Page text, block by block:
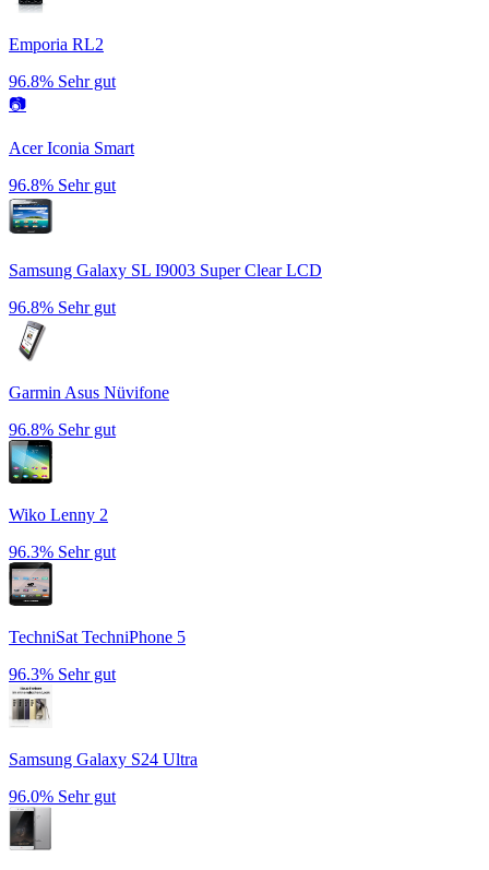
Emporia RL2
96.8% Sehr gut
📷
Acer Iconia Smart
96.8% Sehr gut
Samsung Galaxy SL I9003 Super Clear LCD
96.8% Sehr gut
Garmin Asus Nüvifone
96.8% Sehr gut
Wiko Lenny 2
96.3% Sehr gut
TechniSat TechniPhone 5
96.3% Sehr gut
Samsung Galaxy S24 Ultra
96.0% Sehr gut